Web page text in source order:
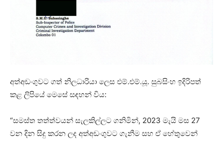
අත්අඩංගුවට ගත් නිලධාරියා ලෙස එම්.එම්.යූ. සුබසිංහ ඉදිරිපත්
කළ ලිපියේ මෙසේ සඳහන් විය:
“සමස්ත තත්ත්වයන් සැලකිල්ලට ගනිමින්, 2023 මැයි මස 27
වන දින සිදු කරන ලද අත්අඩංගුවට ගැනීම සහ ඒ හේතුවෙන්